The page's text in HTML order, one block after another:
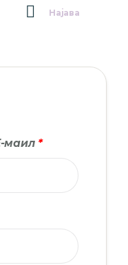
Најава
маил *